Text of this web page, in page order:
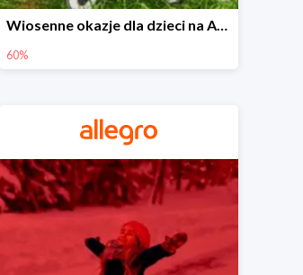
Wiosenne okazje dla dzieci na Allegro do -60%
60%